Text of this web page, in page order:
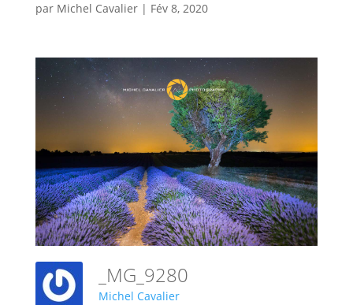
par Michel Cavalier| Fév 8, 2020
_MG_9280
Michel Cavalier